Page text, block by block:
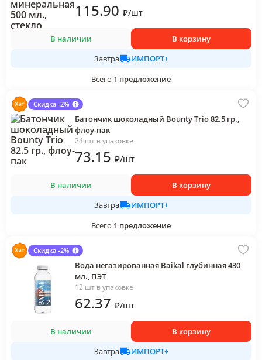
115.90 ₽/шт
В наличии
В корзину
Завтра
ИМПОРТ+
Всего 1 предложение
Скидка -2%
Батончик шоколадный Bounty Trio 82.5 гр.,
флоу-пак
24 шт в упаковке
73.15 ₽/шт
В наличии
В корзину
Завтра
ИМПОРТ+
Всего 1 предложение
Скидка -2%
Вода негазированная Baikal глубинная 430
мл., ПЭТ
12 шт в упаковке
62.37 ₽/шт
В наличии
В корзину
Завтра
ИМПОРТ+